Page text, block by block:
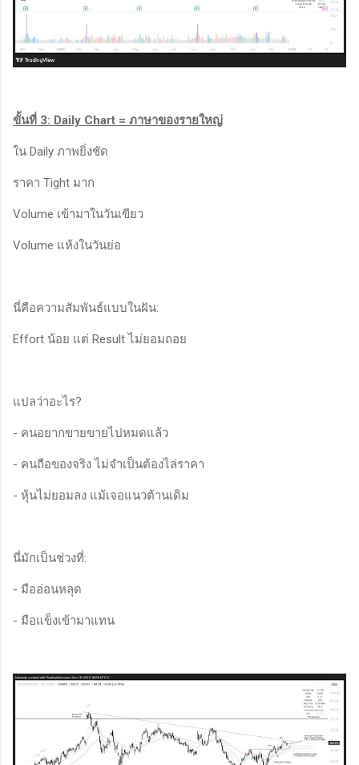
ขั้นที่ 3: Daily Chart = ภาษาของรายใหญ่
ใน Daily ภาพยิ่งชัด
ราคา Tight มาก
Volume เข้ามาในวันเขียว
Volume แห้งในวันย่อ
นี่คือความสัมพันธ์แบบในฝัน:
Effort น้อย แต่ Result ไม่ยอมถอย
แปลว่าอะไร?
- คนอยากขายขายไปหมดแล้ว
- คนถือของจริง ไม่จำเป็นต้องไล่ราคา
- หุ้นไม่ยอมลง แม้เจอแนวต้านเดิม
นี่มักเป็นช่วงที่:
- มืออ่อนหลุด
- มือแข็งเข้ามาแทน